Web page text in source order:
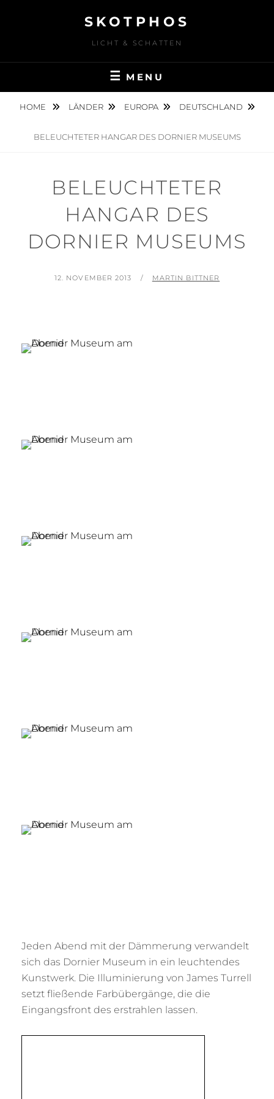
SKOTPHOS
LICHT & SCHATTEN
MENU
HOME LÄNDER EUROPA DEUTSCHLAND
BELEUCHTETER HANGAR DES DORNIER MUSEUMS
BELEUCHTETER
HANGAR DES
DORNIER MUSEUMS
POSTED
12. NOVEMBER 2013 BY
MARTIN BITTNER
Jeden Abend mit der Dämmerung verwandelt
sich das Dornier Museum in ein leuchtendes
Kunstwerk. Die Illuminierung von James Turrell
setzt fließende Farbübergänge, die die
Eingangsfront des erstrahlen lassen.